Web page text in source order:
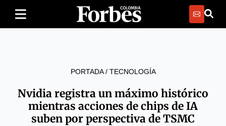
PORTADA/ TECNOLOGÍA
Nvidia registra un máximo histórico
mientras acciones de chips de IA
suben por perspectiva de TSMC